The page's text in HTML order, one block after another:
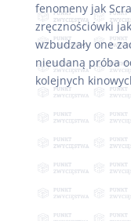
fenomeny jak
zręcznościówki
wzbudzały one
nieudaną próba
kolejnych